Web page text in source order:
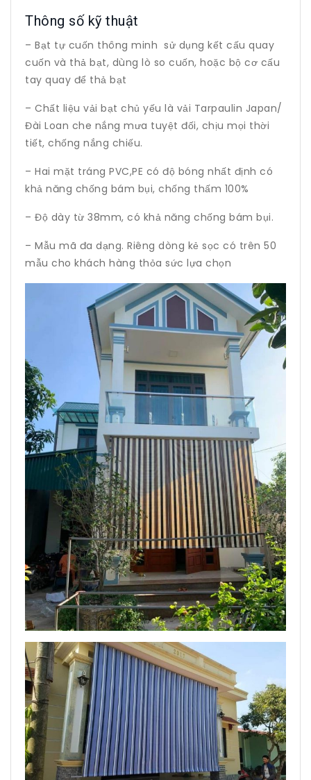
Thông số kỹ thuật
– Bạt tự cuốn thông minh sử dụng kết cấu quay
cuốn và thả bạt, dùng lò so cuốn, hoặc bộ cơ cấu
tay quay để thả bạt
– Chất liệu vải bạt chủ yếu là vải Tarpaulin Japan/
Đài Loan che nắng mưa tuyệt đối, chịu mọi thời
tiết, chống nắng chiếu.
– Hai mặt tráng PVC,PE có độ bóng nhất định có
khả năng chống bám bụi, chống thấm 100%
– Độ dày từ 38mm, có khả năng chống bám bụi.
– Mẫu mã đa dạng. Riêng dòng kẻ sọc có trên 50
mẫu cho khách hàng thỏa sức lựa chọn